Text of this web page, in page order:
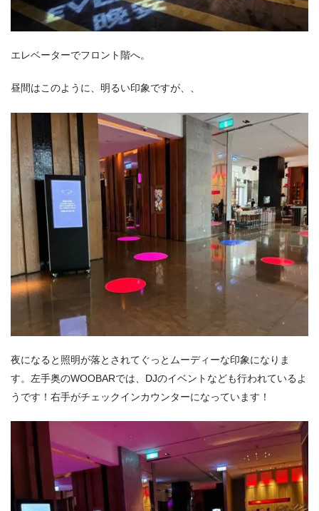
エレベーターでフロント階へ。
昼間はこのように、明るい印象ですが、、
夜になると照明が落とされてぐっとムーディーな印象になりま
す。左手奥のWOOBARでは、DJのイベントなども行われているよ
うです！右手がチェックインカウンターになっています！